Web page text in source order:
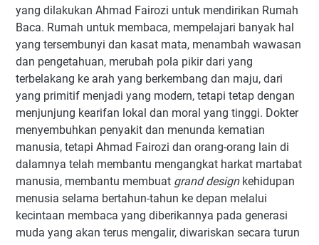
yang dilakukan Ahmad Fairozi untuk mendirikan Rumah
Baca. Rumah untuk membaca, mempelajari banyak hal
yang tersembunyi dan kasat mata, menambah wawasan
dan pengetahuan, merubah pola pikir dari yang
terbelakang ke arah yang berkembang dan maju, dari
yang primitif menjadi yang modern, tetapi tetap dengan
menjunjung kearifan lokal dan moral yang tinggi. Dokter
menyembuhkan penyakit dan menunda kematian
manusia, tetapi Ahmad Fairozi dan orang-orang lain di
dalamnya telah membantu mengangkat harkat martabat
manusia, membantu membuat grand designkehidupan
menusia selama bertahun-tahun ke depan melalui
kecintaan membaca yang diberikannya pada generasi
muda yang akan terus mengalir, diwariskan secara turun